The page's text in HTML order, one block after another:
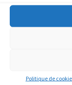
Politique de
PRODUITS